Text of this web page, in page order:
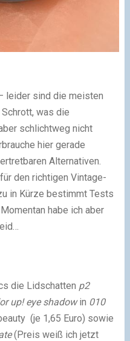
leider sind die meisten
was die
schlichtweg nicht
hier gerade
Alternativen.
den richtigen Vintage-
in Kürze bestimmt Tests
habe ich aber
die Lidschatten p2
up! eye shadowin 010
(je 1,65 Euro) sowie
(Preis weiß ich jetzt